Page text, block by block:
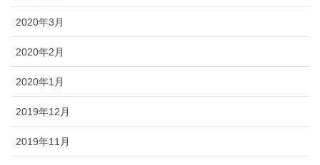
2020年3月
2020年2月
2020年1月
2019年12月
2019年11月